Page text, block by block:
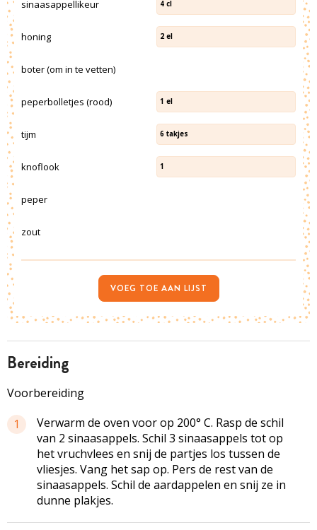
bereiding
Voorbereiding
1
Verwarm de oven voor op 200° C. Rasp de schil
van 2 sinaasappels. Schil 3 sinaasappels tot op
het vruchvlees en snij de partjes los tussen de
vliesjes. Vang het sap op. Pers de rest van de
sinaasappels. Schil de aardappelen en snij ze in
dunne plakjes.
sinaasappellikeur 4 cl
honing 2 el
boter (om in te vetten)
peperbolletjes (rood) 1 el
tijm 6 takjes
knoflook 1
peper
zout
VOEG TOE AAN LIJST